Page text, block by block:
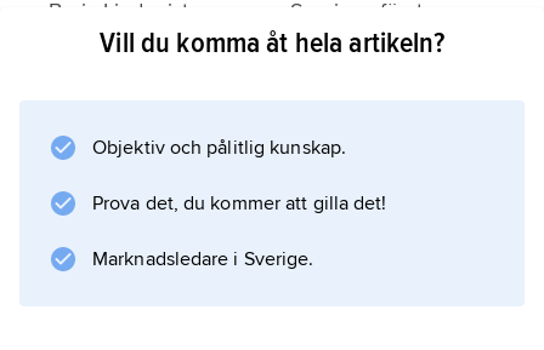
Boris Lindqvist var en av Sveriges första
rockartister och tonårsidoler. 1957 blev han
eget band, The Jailers. Som sångare i
låten inför högertrafikomläggningen, ”Håll dig
Vill du komma åt hela artikeln?
Objektiv och pålitlig kunskap.
Prova det, du kommer att gilla det!
Marknadsledare i Sverige.